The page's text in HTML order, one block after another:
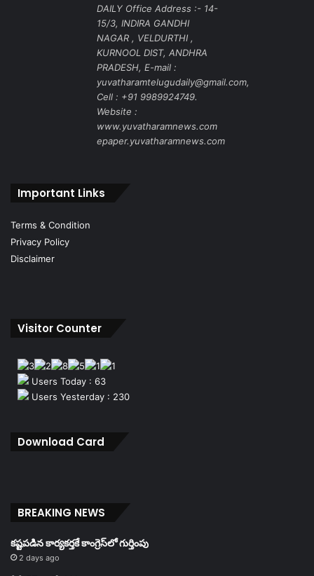
DAILY Office Address :- 14-
15/3, INDIRA GANDHI
NAGAR , VELDURTHI ,
KURNOOL DIST, ANDHRA
PRADESH, E-mail :
yuvatharamtelugudaily@gmail.com,
Cell : +91 9989924749.
Website :
www.yuvatharamnews.com
epaper.yuvatharamnews.com
Important Links
Terms & Condition
Privacy Policy
Disclaimer
Visitor Counter
Users Today : 63
Users Yesterday : 230
Download Card
BREAKING NEWS
కష్టపడిన కార్యకర్తకే కాంగ్రెస్‌లో గుర్తింపు
2 days ago